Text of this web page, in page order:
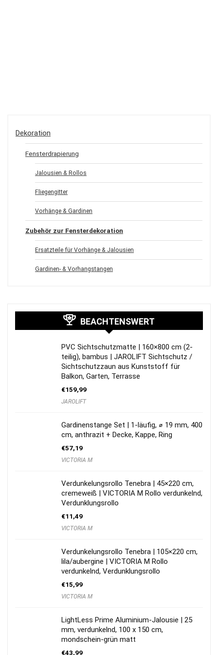
Dekoration
Fensterdrapierung
Jalousien & Rollos
Fliegengitter
Vorhänge & Gardinen
Zubehör zur Fensterdekoration
Ersatzteile für Vorhänge & Jalousien
Gardinen- & Vorhangstangen
BEACHTENSWERT
PVC Sichtschutzmatte | 160×800 cm (2-
teilig), bambus | JAROLIFT Sichtschutz /
Sichtschutzzaun aus Kunststoff für
Balkon, Garten, Terrasse
€159,99
JAROLIFT
Gardinenstange Set | 1-läufig, ⌀ 19 mm, 400
cm, anthrazit + Decke, Kappe, Ring
€57,19
VICTORIA M
Verdunkelungsrollo Tenebra | 45×220 cm,
cremeweiß | VICTORIA M Rollo verdunkelnd,
Verdunklungsrollo
€11,49
VICTORIA M
Verdunkelungsrollo Tenebra | 105×220 cm,
lila/aubergine | VICTORIA M Rollo
verdunkelnd, Verdunklungsrollo
€15,99
VICTORIA M
LightLess Prime Aluminium-Jalousie | 25
mm, verdunkelnd, 100 x 150 cm,
mondschein-grün matt
€43,99